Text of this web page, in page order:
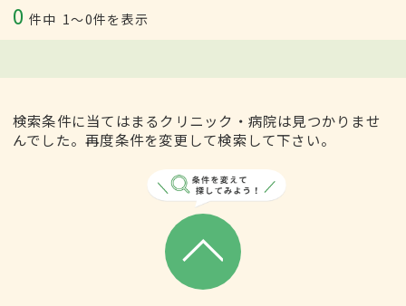
0 件中 1〜0件を表示
検索条件に当てはまるクリニック・病院は見つかりませ
んでした。再度条件を変更して検索して下さい。